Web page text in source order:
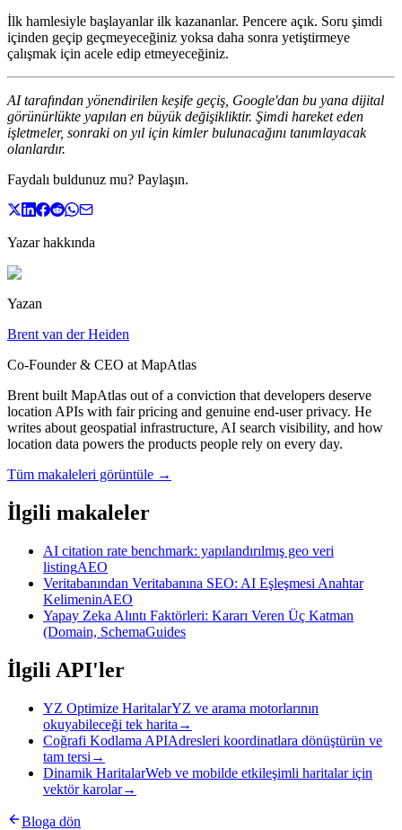
İlk hamlesiyle başlayanlar ilk kazananlar. Pencere açık. Soru şimdi
içinden geçip geçmeyeceğiniz yoksa daha sonra yetiştirmeye
çalışmak için acele edip etmeyeceğiniz.
AI tarafından yönendirilen keşife geçiş, Google'dan bu yana dijital
görünürlükte yapılan en büyük değişikliktir. Şimdi hareket eden
işletmeler, sonraki on yıl için kimler bulunacağını tanımlayacak
olanlardır.
Faydalı buldunuz mu? Paylaşın.
Yazar hakkında
Yazan
Brent van der Heiden
Co-Founder & CEO at MapAtlas
Brent built MapAtlas out of a conviction that developers deserve
location APIs with fair pricing and genuine end-user privacy. He
writes about geospatial infrastructure, AI search visibility, and how
location data powers the products people rely on every day.
Tüm makaleleri görüntüle →
İlgili makaleler
AI citation rate benchmark: yapılandırılmış geo veri
listingAEO
Veritabanından Veritabanına SEO: AI Eşleşmesi Anahtar
KelimeninAEO
Yapay Zeka Alıntı Faktörleri: Kararı Veren Üç Katman
(Domain, SchemaGuides
İlgili API'ler
YZ Optimize HaritalarYZ ve arama motorlarının
okuyabileceği tek harita →
Coğrafi Kodlama APIAdresleri koordinatlara dönüştürün ve
tam tersi →
Dinamik HaritalarWeb ve mobilde etkileşimli haritalar için
vektör karolar→
Bloga dön